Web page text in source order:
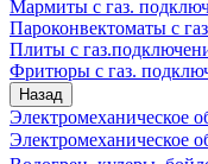
Мармиты с газ.
Пароконвектоматы с
Плиты с
Фритюры с газ.
Назад
Электромеханическое
Электромеханическое